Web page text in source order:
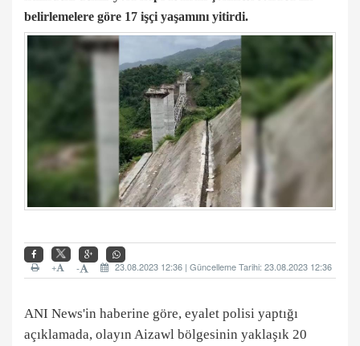
belirlemelere göre 17 işçi yaşamını yitirdi.
23.08.2023 12:36 | Güncelleme Tarihi: 23.08.2023 12:36
-
+
ANI News'in haberine göre, eyalet polisi yaptığı
açıklamada, olayın Aizawl bölgesinin yaklaşık 20